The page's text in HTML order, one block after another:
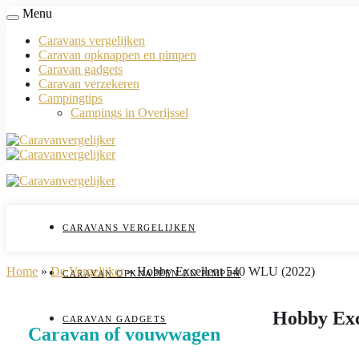
Menu
Caravans vergelijken
Caravan opknappen en pimpen
Caravan gadgets
Caravan verzekeren
Campingtips
Campings in Overijssel
CARAVANS VERGELIJKEN
CARAVAN OPKNAPPEN EN PIMPEN
CARAVAN GADGETS
Home »De Vergelijker»Hobby Excellent 540 WLU (2022)
Hobby
Caravan of vouwwagen